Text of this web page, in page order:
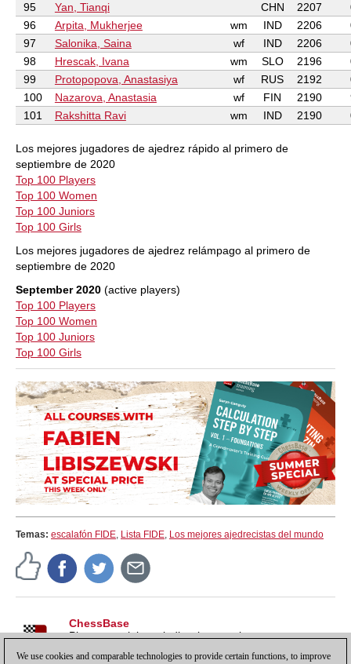
95
Yan, Tianqi CHN 2207
96
Arpita, Mukherjee wm IND 2206
97
Salonika, Saina wf IND 2206
98
Hrescak, Ivana wm SLO 2196
99
Protopopova, Anastasiya wf RUS 2192
100
Nazarova, Anastasia wf FIN 2190
101
Rakshitta Ravi wm IND 2190
Los mejores jugadores de ajedrez rápido al primero de
septiembre de 2020
Top 100 Players
Top 100 Women
Top 100 Juniors
Top 100 Girls
Los mejores jugadores de ajedrez relámpago al primero de
septiembre de 2020
September 2020 (active players)
Top 100 Players
Top 100 Women
Top 100 Juniors
Top 100 Girls
Temas: escalafón FIDE, Lista FIDE, Los mejores ajedrecistas del mundo
ChessBase
Pistas, tutoriales e indicaciones sobre nuestros
We use cookies and comparable technologies to provide certain functions, to improve